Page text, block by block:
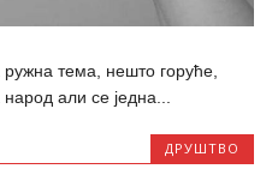
тема, нешто горуће,
али се једна...
ДРУШТВО